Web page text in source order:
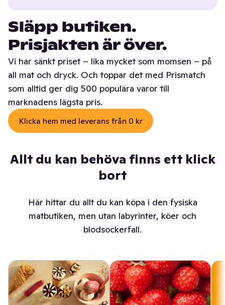
Släpp butiken.
Prisjakten är över.
Vi har sänkt priset – lika mycket som momsen – på
all mat och dryck. Och toppar det med Prismatch
som alltid ger dig 500 populära varor till
marknadens lägsta pris.
Klicka hem med leverans från 0 kr
Allt du kan behöva finns ett klick
bort
Här hittar du allt du kan köpa i den fysiska
matbutiken, men utan labyrinter, köer och
blodsockerfall.